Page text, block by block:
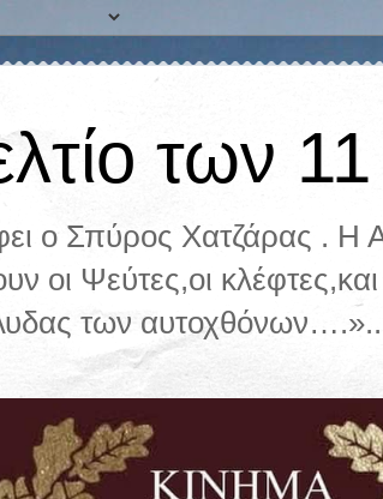
των 11
ο Σπύρος Χατζάρας .
οι Ψεύτες,οι
των